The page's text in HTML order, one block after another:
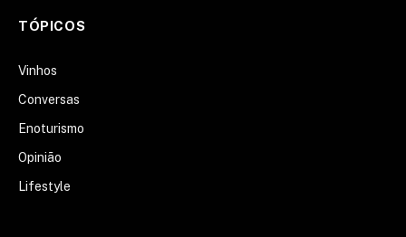
TÓPICOS
Vinhos
Conversas
Enoturismo
Opinião
Lifestyle